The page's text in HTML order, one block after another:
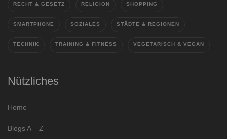
RECHT & GESETZ RELIGION SHOPPING
SMARTPHONE SOZIALES STÄDTE & REGIONEN
TECHNIK TRAINING & FITNESS VEGETARISCH & VEGAN
Nützliches
Home
Blogs A – Z